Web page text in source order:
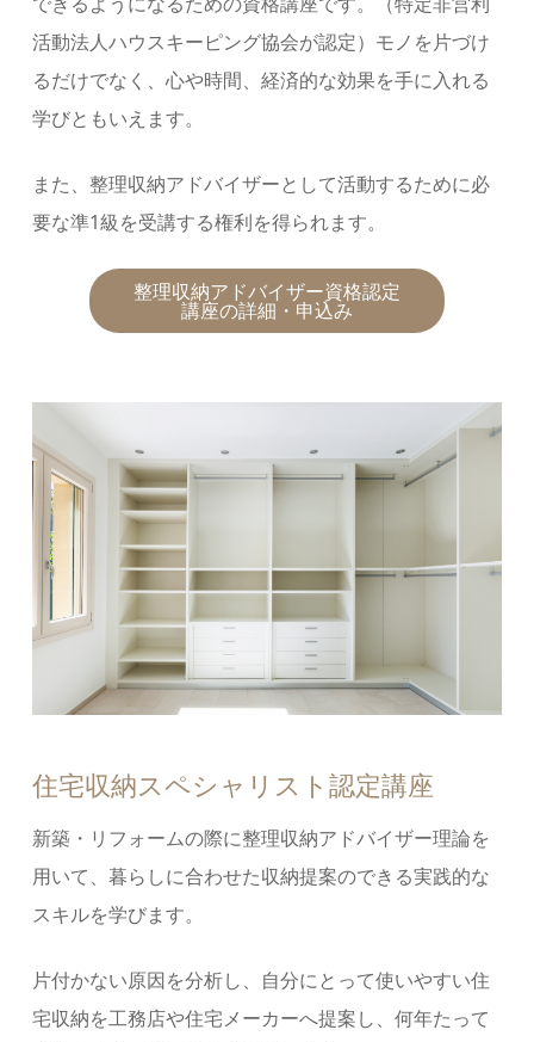
活動法人ハウスキーピング協会が認定）モノを片づけ
るだけでなく、心や時間、経済的な効果を手に入れる
学びともいえます。
また、整理収納アドバイザーとして活動するために必
要な準1級を受講する権利を得られます。
整理収納アドバイザー資格認定
講座の詳細・申込み
住宅収納スペシャリスト認定講座
新築・リフォームの際に整理収納アドバイザー理論を
⽤いて、暮らしに合わせた収納提案のできる実践的な
スキルを学びます。
⽚付かない原因を分析し、⾃分にとって使いやすい住
宅収納を⼯務店や住宅メーカーへ提案し、何年たって